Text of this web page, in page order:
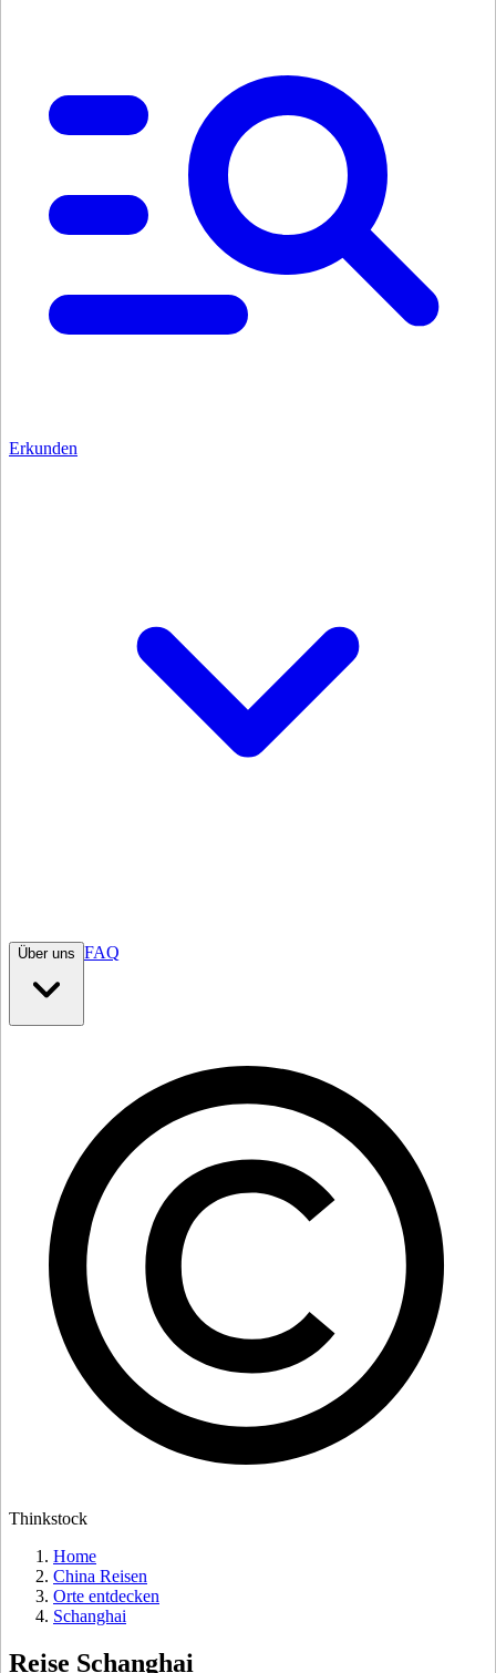
Erkunden
Über uns FAQ
Thinkstock
Home
China Reisen
Orte entdecken
Schanghai
Reise Schanghai